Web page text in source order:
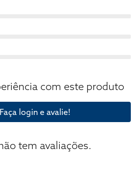
com este produto
Faça login e avalie!
tem avaliações.